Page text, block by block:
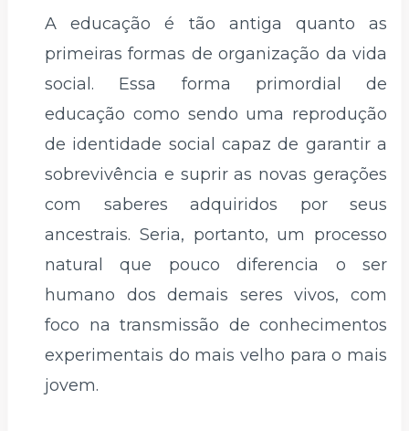
A educação é tão antiga quanto as
primeiras formas de organização da vida
social. Essa forma primordial de
educação como sendo uma reprodução
de identidade social capaz de garantir a
sobrevivência e suprir as novas gerações
com saberes adquiridos por seus
ancestrais. Seria, portanto, um processo
natural que pouco diferencia o ser
humano dos demais seres vivos, com
foco na transmissão de conhecimentos
experimentais do mais velho para o mais
jovem.